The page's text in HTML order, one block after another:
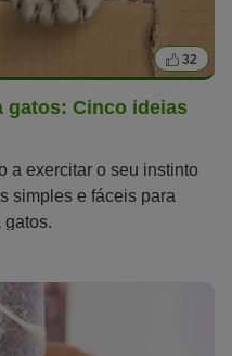
32
gatos: Cinco ideias
a exercitar o seu instinto
simples e fáceis para
gatos.